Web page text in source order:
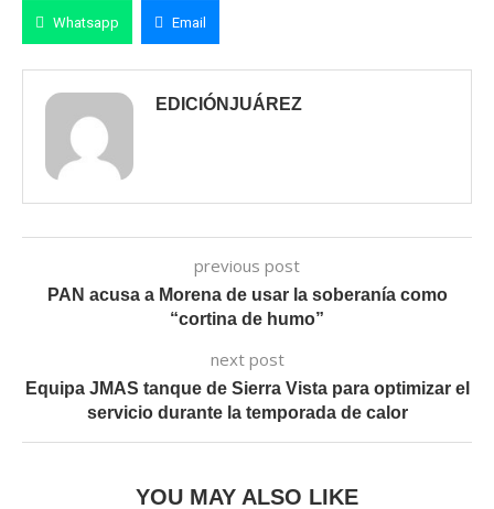
Whatsapp Email
EDICIÓNJUÁREZ
previous post
PAN acusa a Morena de usar la soberanía como
“cortina de humo”
next post
Equipa JMAS tanque de Sierra Vista para optimizar el
servicio durante la temporada de calor
YOU MAY ALSO LIKE